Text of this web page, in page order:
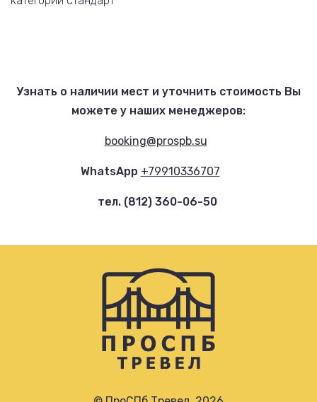
Узнать о наличии мест и уточнить стоимость Вы
можете у наших менеджеров:
booking@prospb.su
WhatsApp +79910336707
тел. (812) 360-06-50